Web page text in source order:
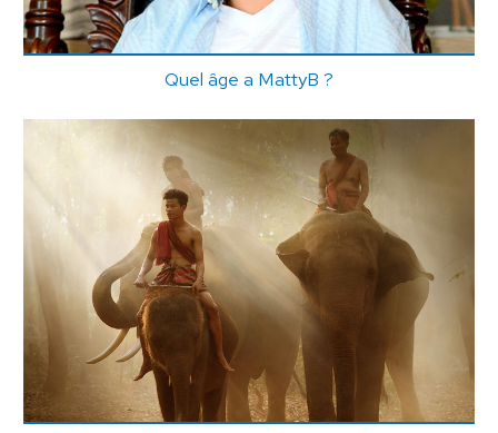
Quel âge a MattyB ?